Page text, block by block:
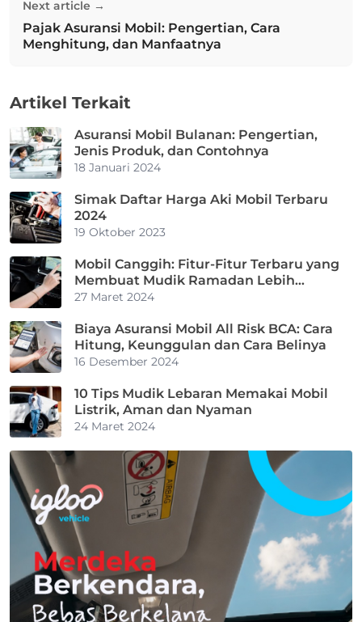
Next article →
Next post:
Pajak Asuransi Mobil: Pengertian, Cara
Menghitung, dan Manfaatnya
Artikel Terkait
Asuransi Mobil Bulanan: Pengertian,
Jenis Produk, dan Contohnya
18 Januari 2024
Simak Daftar Harga Aki Mobil Terbaru
2024
19 Oktober 2023
Mobil Canggih: Fitur-Fitur Terbaru yang
Membuat Mudik Ramadan Lebih
Nyaman
27 Maret 2024
Biaya Asuransi Mobil All Risk BCA: Cara
Hitung, Keunggulan dan Cara Belinya
16 Desember 2024
10 Tips Mudik Lebaran Memakai Mobil
Listrik, Aman dan Nyaman
24 Maret 2024